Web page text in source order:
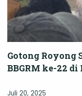
Gotong Royong
BBGRM ke-22
Juli 20, 2025